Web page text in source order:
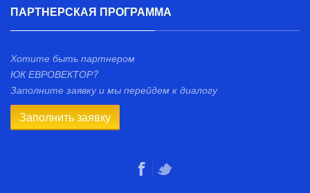
ПАРТНЕРСКАЯ ПРОГРАММА
Хотите быть партнером
ЮК ЕВРОВЕКТОР?
Заполните заявку и мы перейдем к диалогу
Заполнить заявку